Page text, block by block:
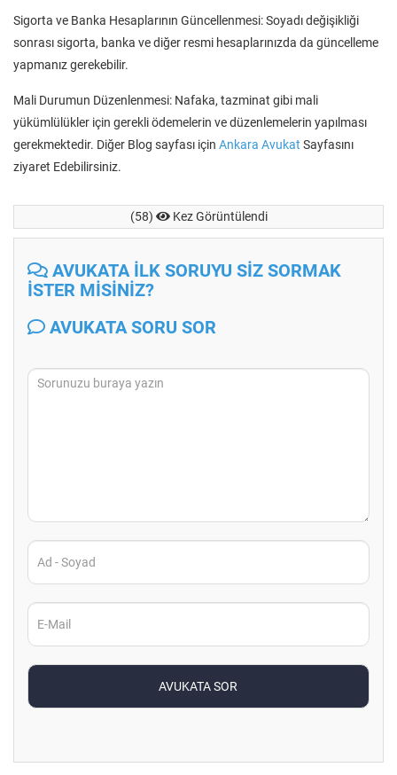
Sigorta ve Banka Hesaplarının Güncellenmesi: Soyadı değişikliği
sonrası sigorta, banka ve diğer resmi hesaplarınızda da güncelleme
yapmanız gerekebilir.
Mali Durumun Düzenlenmesi: Nafaka, tazminat gibi mali
yükümlülükler için gerekli ödemelerin ve düzenlemelerin yapılması
gerekmektedir. Diğer Blog sayfası için Ankara Avukat Sayfasını
ziyaret Edebilirsiniz.
(58) Kez Görüntülendi
AVUKATA İLK SORUYU SİZ SORMAK
İSTER MİSİNİZ?
AVUKATA SORU SOR